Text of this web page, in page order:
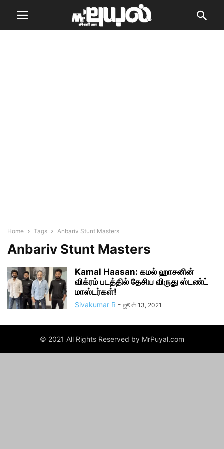
Home Tags Anbariv Stunt Masters
Anbariv Stunt Masters
Kamal Haasan: கமல் ஹாசனின்
விக்ரம் படத்தில் தேசிய விருது ஸ்டண்ட்
மாஸ்டர்கள்!
Sivakumar R - ஜூன் 13, 2021
© 2021 All Rights Reserved by MrPuyal.com